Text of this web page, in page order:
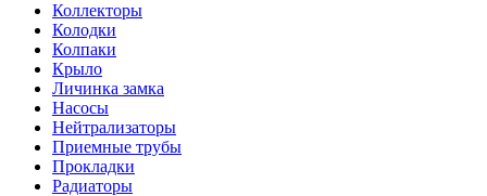
Коллекторы
Колодки
Колпаки
Крыло
Личинка замка
Насосы
Нейтрализаторы
Приемные трубы
Прокладки
Радиаторы